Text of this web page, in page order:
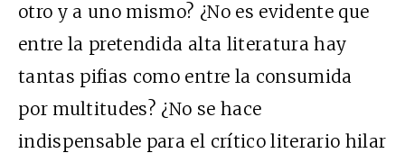
otro y a uno mismo? ¿No es evidente que
entre la pretendida alta literatura hay
tantas pifias como entre la consumida
por multitudes? ¿No se hace
indispensable para el crítico literario hilar